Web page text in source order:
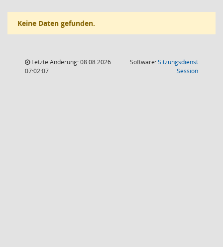
Keine Daten gefunden.
Letzte Änderung: 08.08.2026
07:02:07
Software:Sitzungsdienst
Session(Wird in